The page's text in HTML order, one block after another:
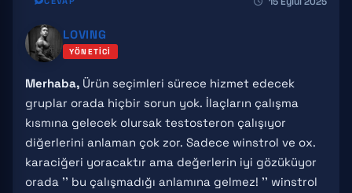
LOVING
YÖNETICI
Merhaba, Ürün seçimleri sürece hizmet edecek
gruplar orada hiçbir sorun yok. İlaçların çalışma
kısmına gelecek olursak testosteron çalışıyor
diğerlerini anlaman çok zor. Sadece winstrol ve ox.
karaciğeri yoracaktır ama değerlerin iyi gözüküyor
orada '' bu çalışmadığı anlamına gelmez! '' winstrol